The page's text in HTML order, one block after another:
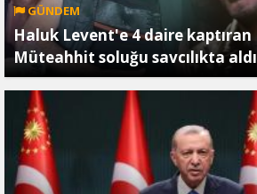
GÜNDEM
Haluk Levent'e 4 daire kaptıran
Müteahhit soluğu savcılıkta aldı